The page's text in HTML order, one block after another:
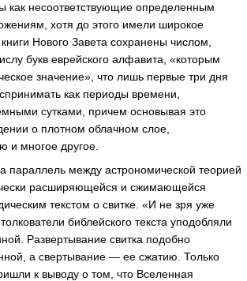
как несоответствующие определенным
хотя до этого имели широкое
Нового Завета сохранены числом,
букв еврейского алфавита, «которым
значение», что лишь первые три дня
как периоды времени,
сутками, причем основывая это
о плотном облачном слое,
и многое другое.
параллель между астрономической теорией
расширяющейся и сжимающейся
текстом о свитке. «И не зря уже
библейского текста уподобляли
Развертывание свитка подобно
а свертывание — ее сжатию. Только
к выводу о том, что Вселенная